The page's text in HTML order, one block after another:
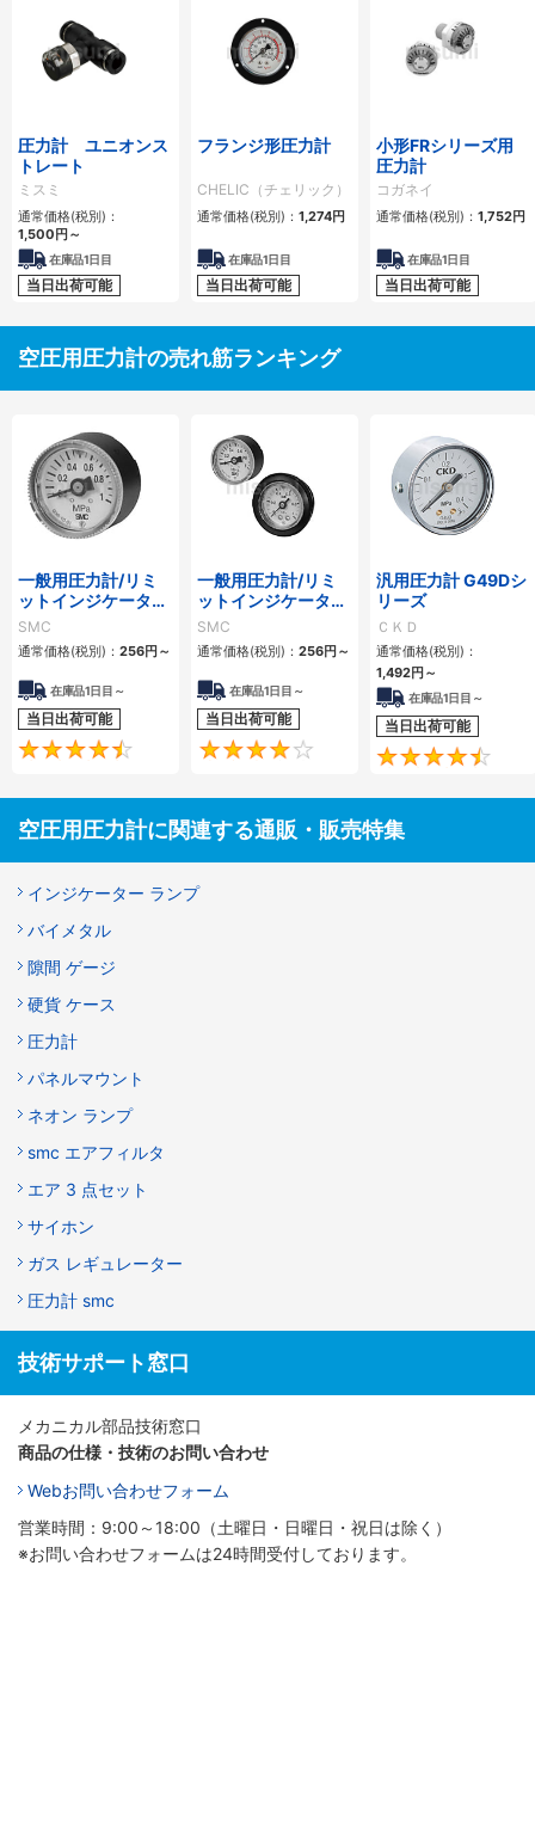
圧力計 ユニオンス
トレート
ミスミ
通常価格(税別)：
1,500円～
在庫品1日目
当日出荷可能
フランジ形圧力計
CHELIC（チェリック）
通常価格(税別)： 1,274円
在庫品1日目
当日出荷可能
小形FRシリーズ用
圧力計
コガネイ
通常価格(税別)： 1,752円
在庫品1日目
当日出荷可能
空圧用圧力計の売れ筋ランキング
一般用圧力計/リミ
ットインジケータ付
G36・GA36
SMC
通常価格(税別)： 256円～
在庫品1日目～
当日出荷可能
4.6
一般用圧力計/リミ
ットインジケータ付
G46・GA46
SMC
通常価格(税別)： 256円～
在庫品1日目～
当日出荷可能
4
汎用圧力計 G49Dシ
リーズ
ＣＫＤ
通常価格(税別)：
1,492円～
在庫品1日目～
当日出荷可能
空圧用圧力計に関連する通販・販売特集
インジケーター ランプ
バイメタル
隙間 ゲージ
硬貨 ケース
圧力計
パネルマウント
ネオン ランプ
smc エアフィルタ
エア 3 点セット
サイホン
ガス レギュレーター
圧力計 smc
技術サポート窓口
メカニカル部品技術窓口
商品の仕様・技術のお問い合わせ
Webお問い合わせフォーム
営業時間：9:00～18:00（土曜日・日曜日・祝日は除く）
※お問い合わせフォームは24時間受付しております。